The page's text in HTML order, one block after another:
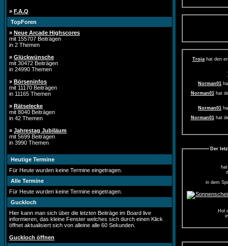
» F.A.Q
TopForen
» Neue Arcade Highscores
mit 155707 Beiträgen
in 2 Themen
» Glückwünsche
mit 30472 Beiträgen
in 24990 Themen
» Börseninfos
mit 11170 Beiträgen
in 11165 Themen
» Rätselecke
mit 8040 Beiträgen
in 42 Themen
» Jahrestag Jubiläum
mit 5699 Beiträgen
in 3990 Themen
Heutige Termine
Für Heute wurden keine Termine eingetragen.
Alle Termine
Für Heute wurden keine Termine eingetragen.
Guckloch
Hier kann man sich über die letzten Beiträge im Board live
informieren, das kleine Fenster welches sich durch einen Klick
öffnet aktualisiert sich von alleine alle 60 Sekunden.
Guckloch öffnen
Troja hat den
Norman01
Norman01
hat
Norman01
Norman01
hat
Norman01
hat
Der
in dem
Hol